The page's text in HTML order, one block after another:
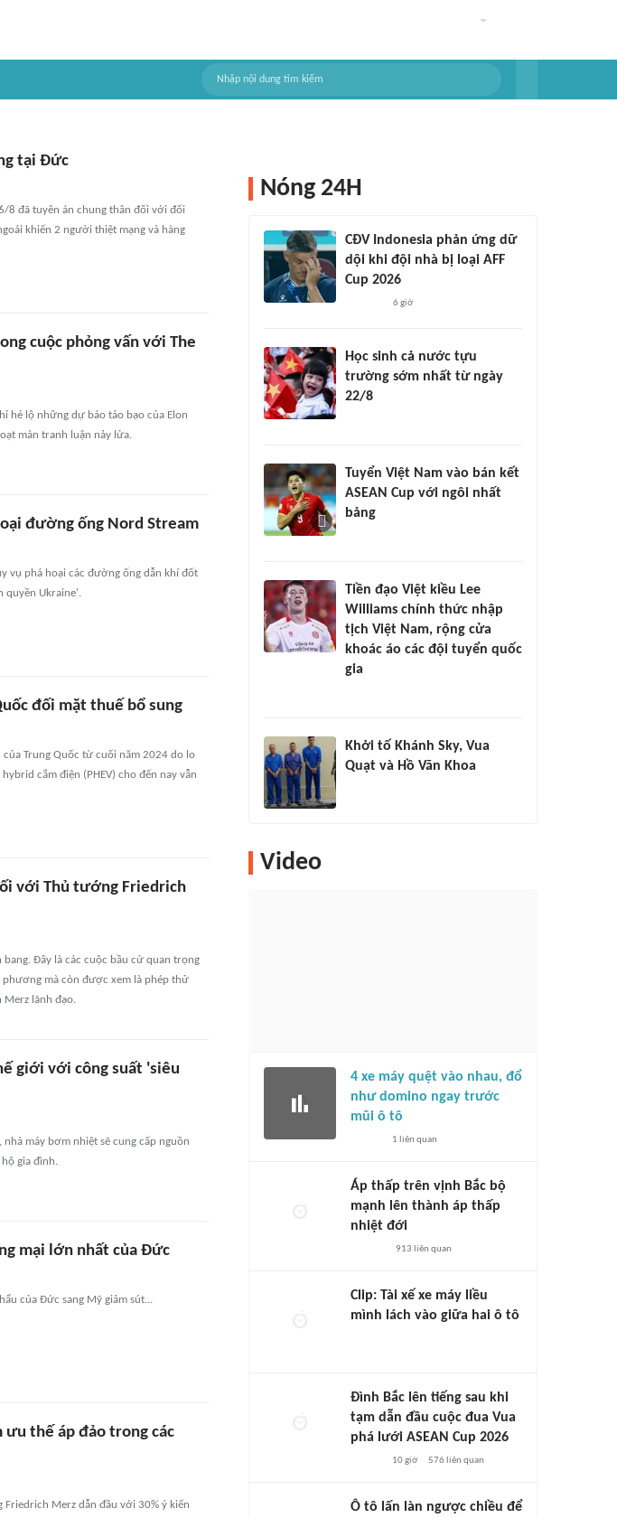
tại Đức
8 đã tuyên án chung thân đối với đối
khiến 2 người thiệt mạng và hàng
cuộc phỏng vấn với The
hé lộ những dự báo táo bạo của Elon
màn tranh luận nảy lửa.
đường ống Nord Stream
vụ phá hoại các đường ống dẫn khí đốt
quyền Ukraine'.
đối mặt thuế bổ sung
của Trung Quốc từ cuối năm 2024 do lo
cắm điện (PHEV) cho đến nay vẫn
với Thủ tướng Friedrich
Đây là các cuộc bầu cử quan trọng
mà còn được xem là phép thử
lãnh đạo.
giới với công suất 'siêu
máy bơm nhiệt sẽ cung cấp nguồn
gia đình.
mại lớn nhất của Đức
của Đức sang Mỹ giảm sút...
ưu thế áp đảo trong các
Friedrich Merz dẫn đầu với 30% ý kiến
Nóng 24H
CĐV Indonesia phản ứng dữ
dội khi đội nhà bị loại AFF
Cup 2026
6 giờ
Học sinh cả nước tựu
trường sớm nhất từ ngày
22/8
Tuyển Việt Nam vào bán kết
ASEAN Cup với ngôi nhất
bảng
Tiền đạo Việt kiều Lee
Williams chính thức nhập
tịch Việt Nam, rộng cửa
khoác áo các đội tuyển quốc
gia
Khởi tố Khánh Sky, Vua
Quạt và Hồ Văn Khoa
Video
4 xe máy quệt vào nhau, đổ
như domino ngay trước
mũi ô tô
1 liên quan
Áp thấp trên vịnh Bắc bộ
mạnh lên thành áp thấp
nhiệt đới
913 liên quan
Clip: Tài xế xe máy liều
mình lách vào giữa hai ô tô
Đình Bắc lên tiếng sau khi
tạm dẫn đầu cuộc đua Vua
phá lưới ASEAN Cup 2026
10 giờ 576 liên quan
Ô tô lấn làn ngược chiều để